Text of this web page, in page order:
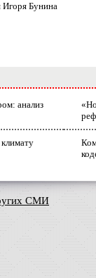
Игоря Бунина
анализ
СМИ